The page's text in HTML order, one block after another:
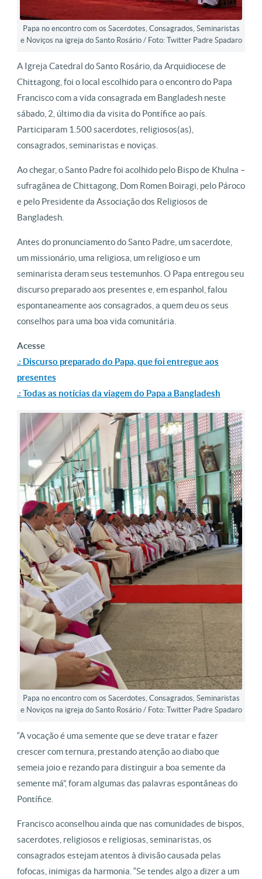
Papa no encontro com os Sacerdotes, Consagrados, Seminaristas
e Noviços na igreja do Santo Rosário / Foto: Twitter Padre Spadaro
A Igreja Catedral do Santo Rosário, da Arquidiocese de
Chittagong, foi o local escolhido para o encontro do Papa
Francisco com a vida consagrada em Bangladesh neste
sábado, 2, último dia da visita do Pontífice ao país.
Participaram 1.500 sacerdotes, religiosos(as),
consagrados, seminaristas e noviças.
Ao chegar, o Santo Padre foi acolhido pelo Bispo de Khulna –
sufragânea de Chittagong, Dom Romen Boiragi, pelo Pároco
e pelo Presidente da Associação dos Religiosos de
Bangladesh.
Antes do pronunciamento do Santo Padre, um sacerdote,
um missionário, uma religiosa, um religioso e um
seminarista deram seus testemunhos. O Papa entregou seu
discurso preparado aos presentes e, em espanhol, falou
espontaneamente aos consagrados, a quem deu os seus
conselhos para uma boa vida comunitária.
Acesse
.: Discurso preparado do Papa, que foi entregue aos
presentes
.: Todas as notícias da viagem do Papa a Bangladesh
Papa no encontro com os Sacerdotes, Consagrados, Seminaristas
e Noviços na igreja do Santo Rosário / Foto: Twitter Padre Spadaro
“A vocação é uma semente que se deve tratar e fazer
crescer com ternura, prestando atenção ao diabo que
semeia joio e rezando para distinguir a boa semente da
semente má”, foram algumas das palavras espontâneas do
Pontífice.
Francisco aconselhou ainda que nas comunidades de bispos,
sacerdotes, religiosos e religiosas, seminaristas, os
consagrados estejam atentos à divisão causada pelas
fofocas, inimigas da harmonia. “Se tendes algo a dizer a um